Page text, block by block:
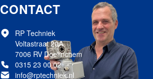
CONTACT
RP Techniek
Voltastraat 20A
7006 RV Doetinchem
0315 23 00 02
info@rptechniek.nl